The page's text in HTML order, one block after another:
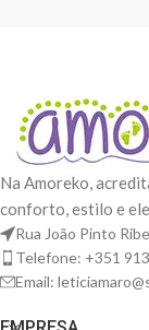
Na Amoreko,
conforto, estilo e
Rua João Pinto
Telefone: +351
Email: